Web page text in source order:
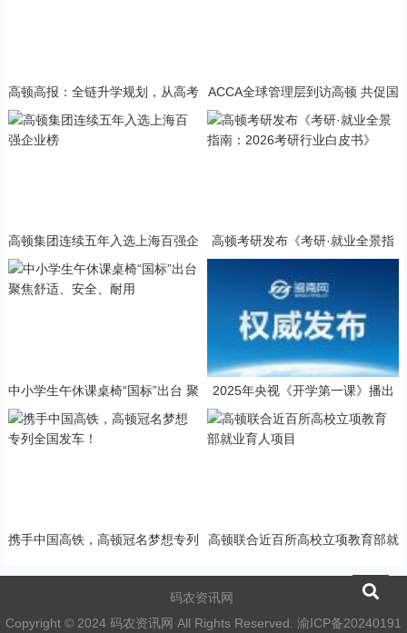
高顿高报：全链升学规划，从高考
ACCA全球管理层到访高顿 共促国
高顿集团连续五年入选上海百强企
高顿考研发布《考研·就业全景指
南：2026考研行业白皮书》
中小学生午休课桌椅“国标”出台 聚
2025年央视《开学第一课》播出
携手中国高铁，高顿冠名梦想专列
高顿联合近百所高校立项教育部就
码农资讯网
Copyright © 2024 码农资讯网 All Rights Reserved. 渝ICP备20240191